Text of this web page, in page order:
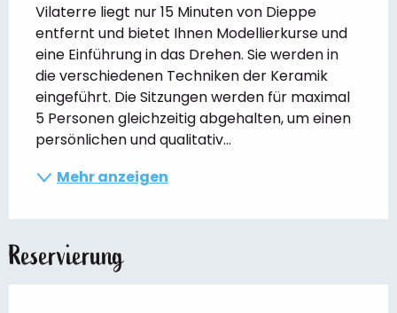
Vilaterre liegt nur 15 Minuten von Dieppe
entfernt und bietet Ihnen Modellierkurse und
eine Einführung in das Drehen. Sie werden in
die verschiedenen Techniken der Keramik
eingeführt. Die Sitzungen werden für maximal
5 Personen gleichzeitig abgehalten, um einen
persönlichen und qualitativ...
Mehr anzeigen
Reservierung